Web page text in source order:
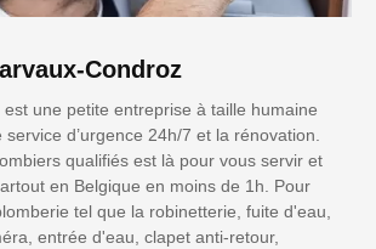
Condroz
est une petite entreprise à taille humaine
d’urgence 24h/7 et la rénovation.
qualifiés est là pour vous servir et
en Belgique en moins de 1h. Pour
tel que la robinetterie, fuite d'eau,
entrée d'eau, clapet anti-retour,